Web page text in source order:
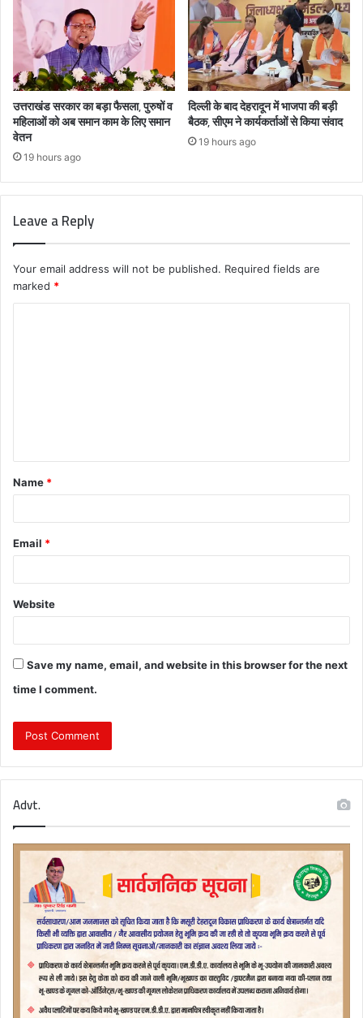
उत्तराखंड सरकार का बड़ा फैसला, पुरुषों व
महिलाओं को अब समान काम के लिए समान
वेतन
19 hours ago
दिल्ली के बाद देहरादून में भाजपा की बड़ी
बैठक, सीएम ने कार्यकर्ताओं से किया संवाद
19 hours ago
Leave a Reply
Your email address will not be published. Required fields are
marked *
t
*
Name *
Email *
Website
Save my name, email, and website in this browser for the next
time I comment.
Advt.